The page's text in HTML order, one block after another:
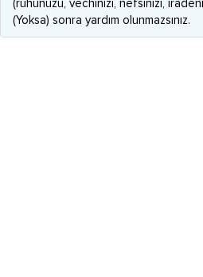
(ruhunuzu, vechinizi, nefsinizi,
(Yoksa) sonra yardım olunmazsınız.